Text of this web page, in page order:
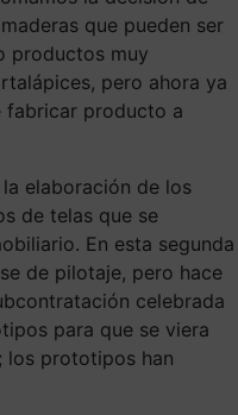
que pueden ser
productos muy
pero ahora ya
fabricar producto a
elaboración de los
de telas que se
En esta segunda
de pilotaje, pero hace
celebrada
para que se viera
los prototipos han